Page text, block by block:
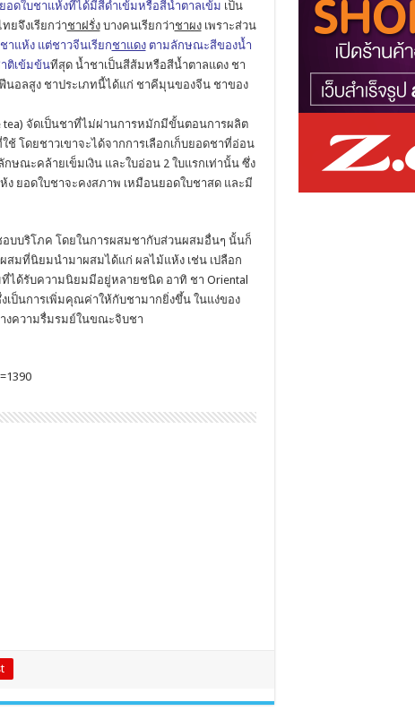
ยอดใบชาแห้งที่ได้มีสีดำเข้มหรือสีน้ำตาลเข้ม เป็น
ยจึงเรียกว่าชาฝรั่งบางคนเรียกว่าชาผงเพราะส่วน
แห้ง แต่ชาวจีนเรียกชาแดงตามลักษณะสีของน้ำ
ติเข้มข้นทีสุด น้ำชาเป็นสีส้มหรือสีน้ำตาลแดง ชา
อลสูง ชาประเภทนี้ได้แก่ ชาคีมุนของจีน ชาของ
จัดเป็นชาที่ไม่ผ่านการหมักมีขั้นตอนการผลิต
ช้ โดยชาวเขาจะได้จากการเลือกเก็บยอดชาที่อ่อน
ณะคล้ายเข็มเงิน และใบอ่อน 2 ใบแรกเท่านั้น ซึ่ง
ยอดใบชาจะคงสภาพ เหมือนยอดใบชาสด และมี
บบริโภค โดยในการผสมชากับส่วนผสมอื่นๆ นั้นก็
สมที่นิยมนำมาผสมได้แก่ ผลไม้แห้ง เช่น เปลือก
ได้รับความนิยมมีอยู่หลายชนิด อาทิ ชา Oriental
เป็นการเพิ่มคุณค่าให้กับชามากยิ่งขึ้น ในแง่ของ
งความรื่มรมย์ในขณะจิบชา